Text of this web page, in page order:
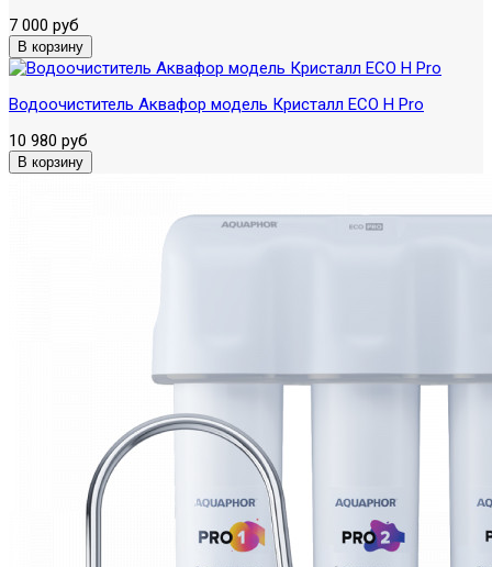
7 000 руб
Водоочиститель Аквафор модель Кристалл ECO H Pro
10 980 руб